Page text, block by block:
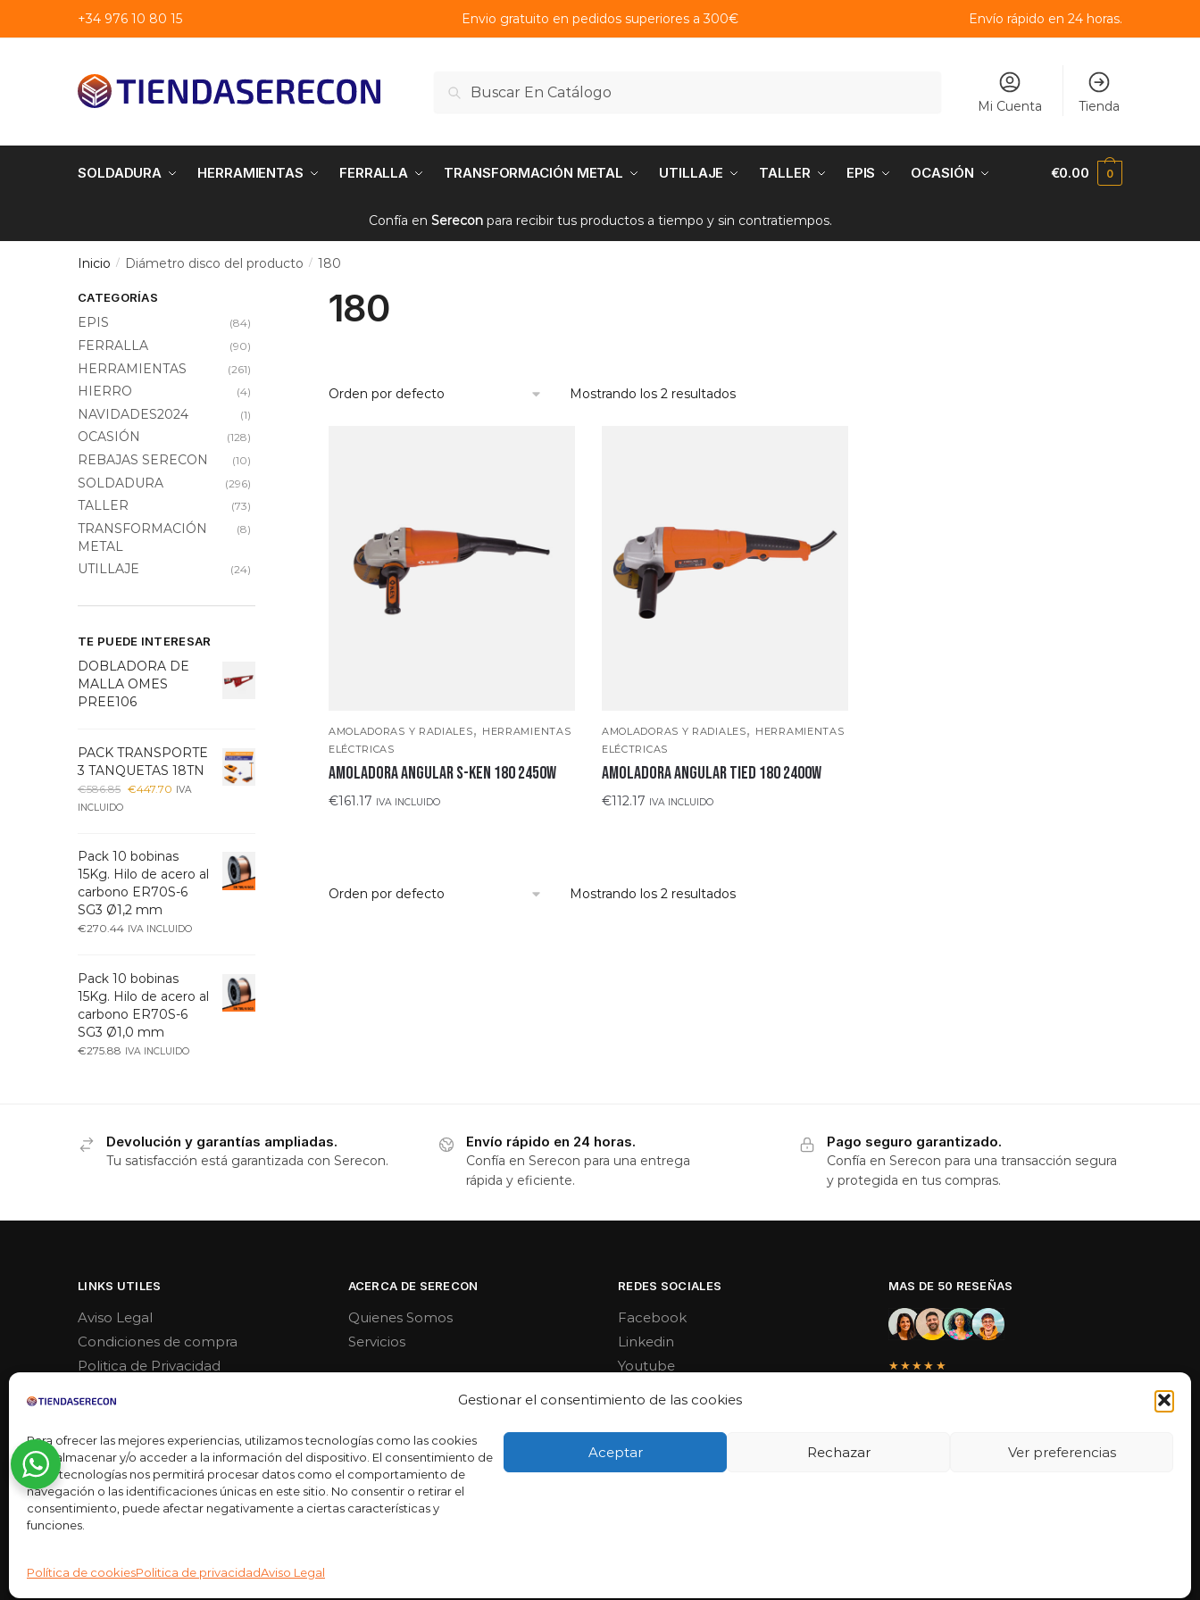
Gestionar el consentimiento de las cookies
Para ofrecer las mejores experiencias, utilizamos tecnologías como las cookies
para almacenar y/o acceder a la información del dispositivo. El consentimiento de
estas tecnologías nos permitirá procesar datos como el comportamiento de
navegación o las identificaciones únicas en este sitio. No consentir o retirar el
consentimiento, puede afectar negativamente a ciertas características y
funciones.
Aceptar Rechazar Ver preferencias
Política de cookiesPolitica de privacidadAviso Legal
a
navegación
al
contenido
+34 976 10 80 15 Envio gratuito en pedidos superiores a 300€ Envío rápido en 24 horas.
Buscar
Buscar
Mi Cuenta Tienda
SOLDADURA HERRAMIENTAS FERRALLA TRANSFORMACIÓN METAL UTILLAJE TALLER EPIS OCASIÓN €0.00 0
Confía en Sereconpara recibir tus productos a tiempo y sin contratiempos.
Inicio / Diámetro disco del producto / 180
180
Mostrando los 2 resultados
AMOLADORAS Y RADIALES, HERRAMIENTAS
ELÉCTRICAS
AMOLADORA ANGULAR S-KEN 180 2450W
€161.17 IVA INCLUIDO
AMOLADORAS Y RADIALES, HERRAMIENTAS
ELÉCTRICAS
AMOLADORA ANGULAR TIED 180 2400W
€112.17 IVA INCLUIDO
Mostrando los 2 resultados
CATEGORÍAS
EPIS (84)
FERRALLA (90)
HERRAMIENTAS (261)
HIERRO (4)
NAVIDADES2024 (1)
OCASIÓN (128)
REBAJAS SERECON (10)
SOLDADURA (296)
TALLER (73)
TRANSFORMACIÓN
METAL
(8)
UTILLAJE (24)
TE PUEDE INTERESAR
DOBLADORA DE
MALLA OMES
PREE106
PACK TRANSPORTE
3 TANQUETAS 18TN
€586.85 €447.70 IVA
INCLUIDO
Pack 10 bobinas
15Kg. Hilo de acero al
carbono ER70S-6
SG3 Ø1,2 mm
€270.44 IVA INCLUIDO
Pack 10 bobinas
15Kg. Hilo de acero al
carbono ER70S-6
SG3 Ø1,0 mm
€275.88 IVA INCLUIDO
Devolución y garantías ampliadas.
Tu satisfacción está garantizada con Serecon.
Envío rápido en 24 horas.
Confía en Serecon para una entrega
rápida y eficiente.
Pago seguro garantizado.
Confía en Serecon para una transacción segura
y protegida en tus compras.
LINKS UTILES
Aviso Legal
Condiciones de compra
Politica de Privacidad
ACERCA DE SERECON
Quienes Somos
Servicios
REDES SOCIALES
Facebook
Linkedin
Youtube
MAS DE 50 RESEÑAS
★★★★★
entrega en un día. ¡Estoy muy
satisfecha con la atención al cliente y
Ready Marketing 2023 ©